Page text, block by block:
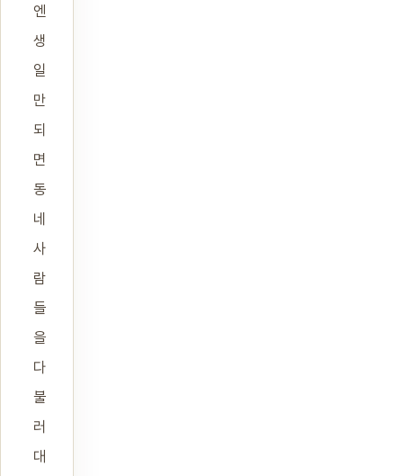
엔
생
일
만
되
면
동
네
사
람
들
을
다
불
러
대